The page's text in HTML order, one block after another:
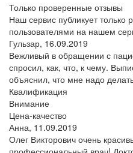
Только проверенные отзывы
Наш сервис публикует
пользователями на нашем
Гульзар, 16.09.2019
Вежливый в обращении с
спросил, как, что, к чему.
объяснил, что мне надо
Квалификация
Внимание
Цена-качество
Анна, 11.09.2019
Олег Викторович очень